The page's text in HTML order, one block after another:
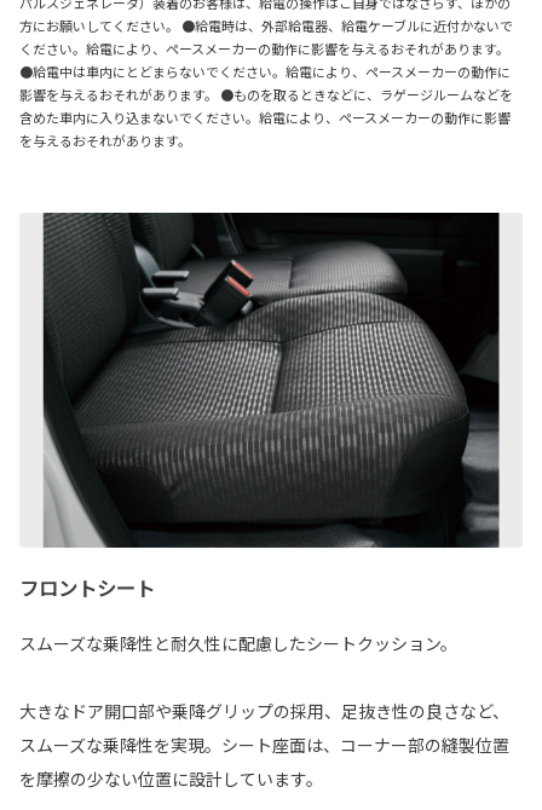
方にお願いしてください。 ●給電時は、外部給電器、給電ケーブルに近付かないで
ください。給電により、ペースメーカーの動作に影響を与えるおそれがあります。
●給電中は車内にとどまらないでください。給電により、ペースメーカーの動作に
影響を与えるおそれがあります。 ●ものを取るときなどに、ラゲージルームなどを
含めた車内に入り込まないでください。給電により、ペースメーカーの動作に影響
を与えるおそれがあります。
フロントシート
スムーズな乗降性と耐久性に配慮したシートクッション。
大きなドア開口部や乗降グリップの採用、足抜き性の良さなど、
スムーズな乗降性を実現。シート座面は、コーナー部の縫製位置
を摩擦の少ない位置に設計しています。